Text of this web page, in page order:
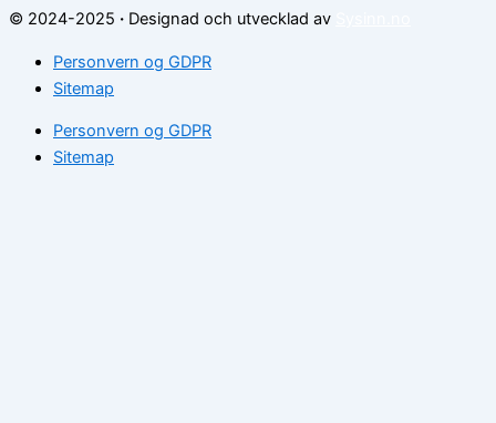
© 2024-2025 · Designad och utvecklad av
Personvern og GDPR
Sitemap
Personvern og GDPR
Sitemap